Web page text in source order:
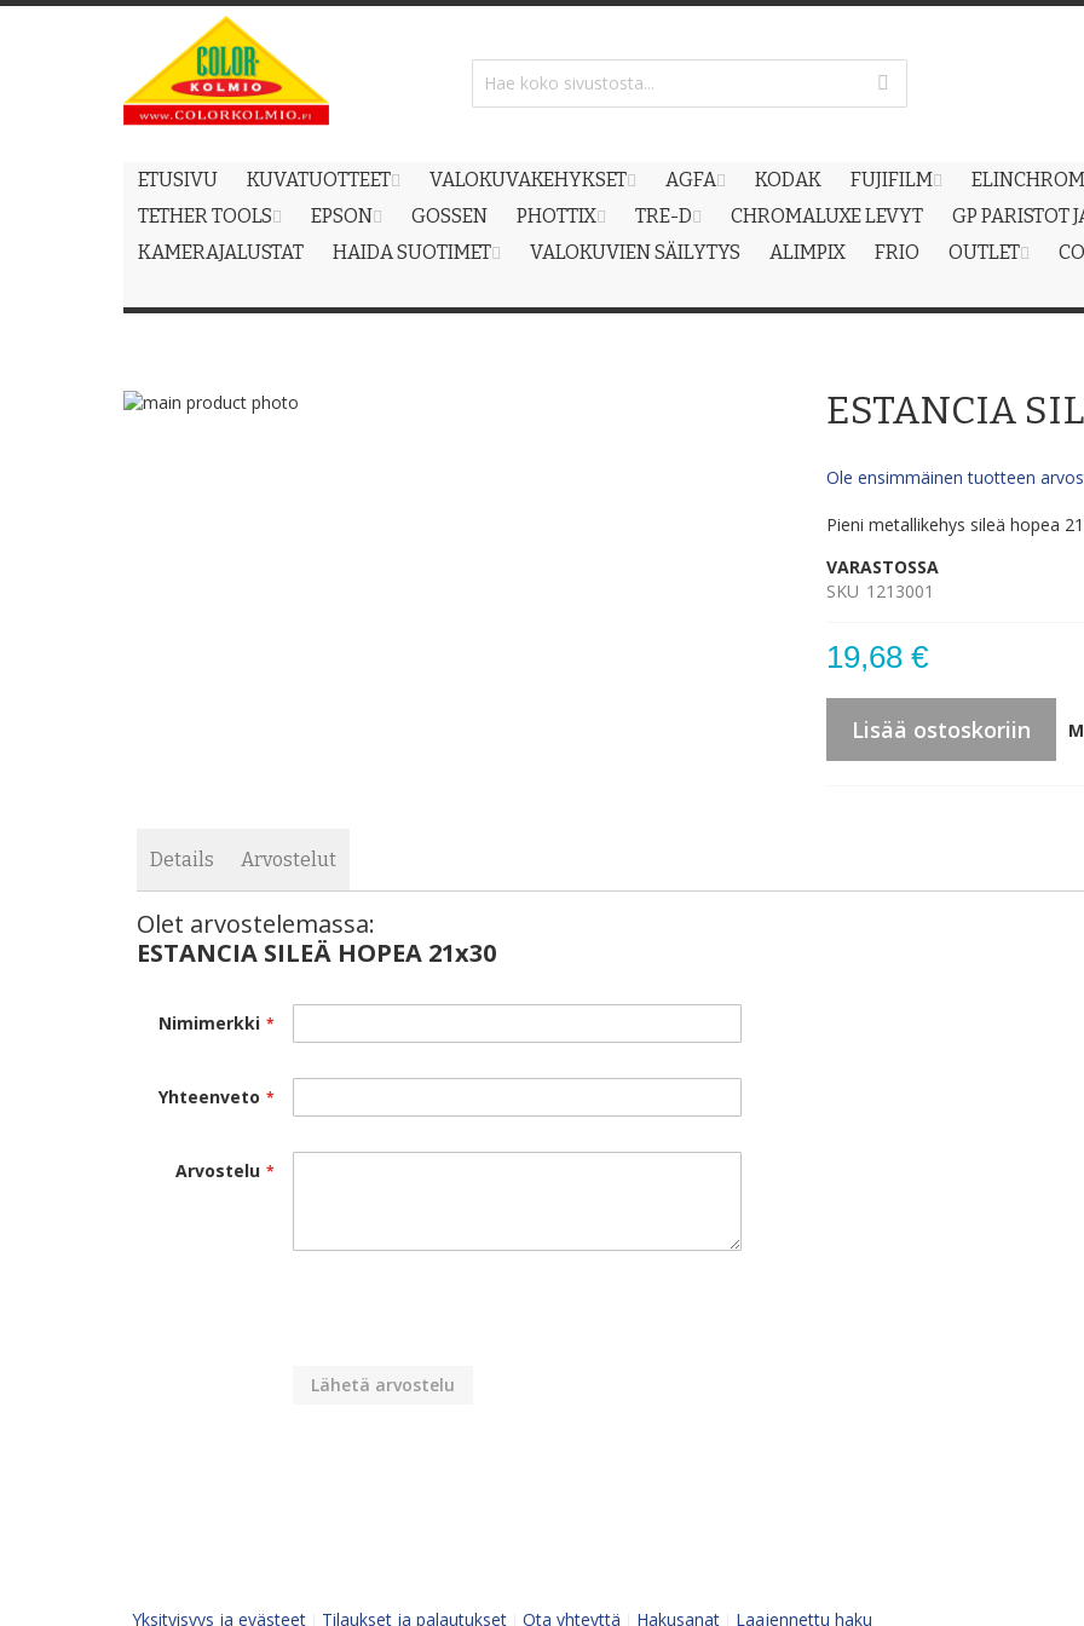
Content
ETUSIVU KUVATUOTTEET VALOKUVAKEHYKSET AGFA KODAK FUJIFILM
ELINCHROM
TETHER TOOLS
EPSON GOSSEN PHOTTIX TRE-D CHROMALUXE LEVYT
GP PARISTOT
KAMERAJALUSTAT
HAIDA SUOTIMET VALOKUVIEN SÄILYTYS ALIMPIX FRIO OUTLET
Skip
ESTANCIA
Ole ensimmäinen tuotteen
Pieni metallikehys sileä hopea
VARASTOSSA
SKU 1213001
19,68 €
Lisää ostoskoriin
Details Arvostelut
Olet arvostelemassa:
ESTANCIA SILEÄ HOPEA 21x30
Nimimerkki
Yhteenveto
Arvostelu
Lähetä arvostelu
Yksityisyys ja evästeet Tilaukset ja palautukset Ota yhteyttä Hakusanat Laajennettu haku